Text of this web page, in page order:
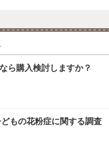
ら購入検討しますか？
もの花粉症に関する調査